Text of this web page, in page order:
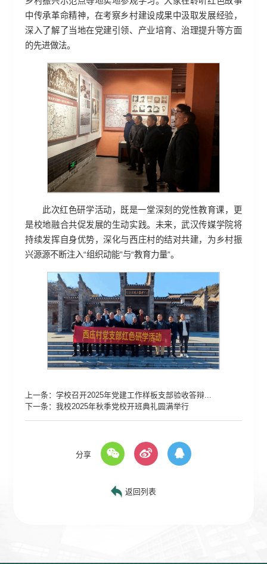
中传承革命精神，在考察乡村建设成果中汲取发展经验，
深入了解了当地在党建引领、产业培育、治理提升等方面
的先进做法。
此次红色研学活动，既是一堂深刻的党性教育课，更
是校地融合共促发展的生动实践。未来，武汉传媒学院将
持续发挥自身优势，深化与西庄村的结对共建，为乡村振
兴源源不断注入“组织动能”与“教育力量”。
上一条：学校召开2025年党建工作样板支部验收答辩...
下一条：我校2025年秋季党校开班典礼圆满举行
分享
返回列表